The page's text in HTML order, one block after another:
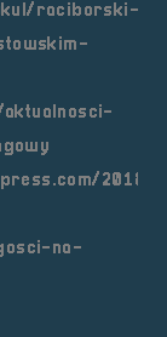
raciborski-
2018/
na-